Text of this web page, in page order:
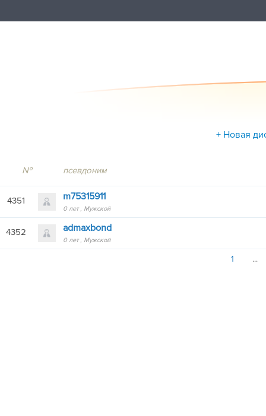
+ Новая
№ псевдоним
4351 m75315911
0 лет Мужской
4352 admaxbond
0 лет Мужской
1